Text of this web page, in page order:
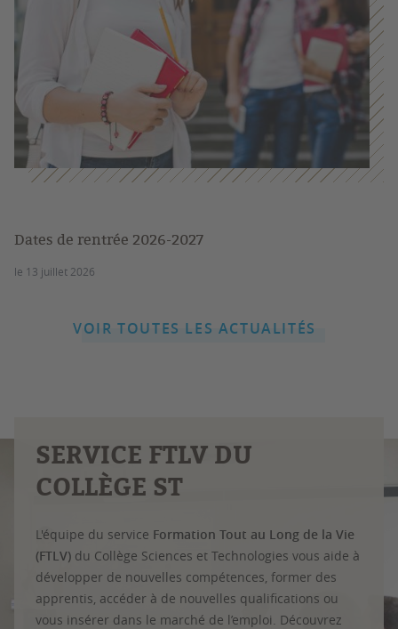
Dates de rentrée 2026-2027
le 13 juillet 2026
VOIR TOUTES LES ACTUALITÉS
SERVICE FTLV DU
COLLÈGE ST
L'équipe du service Formation Tout au Long de la Vie
(FTLV) du Collège Sciences et Technologies vous aide à
développer de nouvelles compétences, former des
apprentis, accéder à de nouvelles qualifications ou
vous insérer dans le marché de l’emploi. Découvrez